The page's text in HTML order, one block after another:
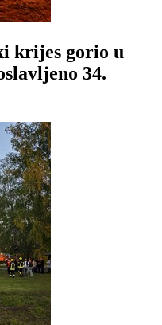
krijes gorio u
34.